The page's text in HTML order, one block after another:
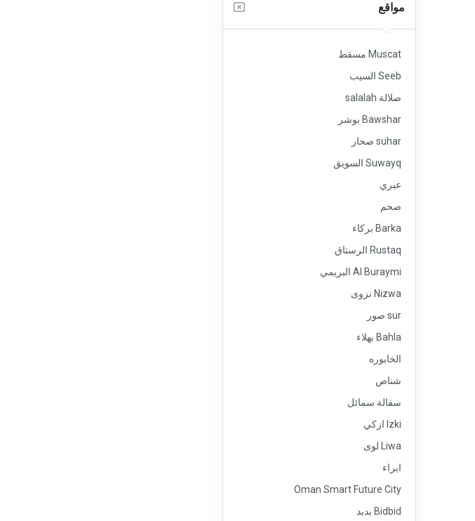
مواقع
Muscat مسقط
Seeb السيب
صلالة salalah
Bawshar بوشر
suhar صحار
Suwayq السويق
عبري
صحم
Barka بركاء
Rustaq الرستاق
Al Buraymi البريمي
Nizwa نزوى
sur صور
Bahla بهلاء
الخابوره
شناص
سفالة سمائل
Izki ازكي
Liwa لوى
ابراء
Oman Smart Future City
Bidbid بدبد